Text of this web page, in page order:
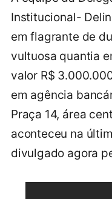
Institucional-
em flagrante de
vultuosa quantia
valor R$
em agência
Praça 14, área
aconteceu na
divulgado agora